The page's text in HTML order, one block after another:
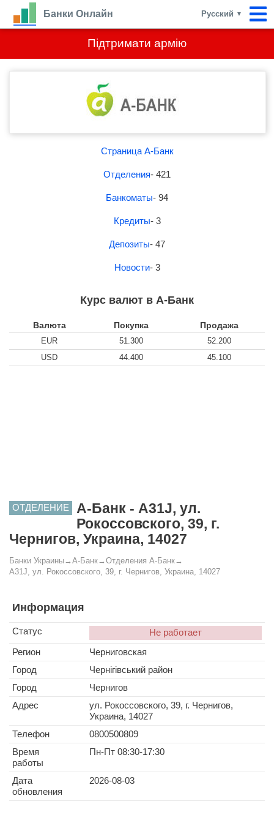
Підтримати армію
Банки Онлайн Русский ▼
Страница А-Банк
Отделения- 421
Банкоматы- 94
Кредиты- 3
Депозиты- 47
Новости- 3
Курс валют в А-Банк
Валюта Покупка Продажа
EUR 51.300
52.200
USD
44.400 45.100
ОТДЕЛЕНИЕ
А-Банк - A31J, ул.
Рокоссовского, 39, г.
Чернигов, Украина, 14027
Банки Украины→ А-Банк→ Отделения А-Банк→
A31J, ул. Рокоссовского, 39, г. Чернигов, Украина, 14027
Информация
Статус
Не работает
Регион
Черниговская
Город
Чернігівський район
Город
Чернигов
Адрес
ул. Рокоссовского, 39, г. Чернигов,
Украина, 14027
Телефон
0800500809
Время
работы
Пн-Пт 08:30-17:30
Дата
обновления
2026-08-03